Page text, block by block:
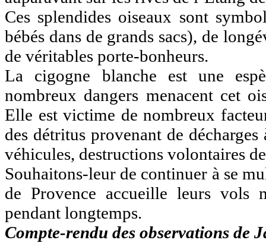
Ces splendides oiseaux sont
bébés dans de grands sacs), de
de véritables porte-bonheurs.
La cigogne blanche est une
nombreux dangers menacent cet
Elle est victime de nombreux
des détritus provenant de
véhicules, destructions volontaires
Souhaitons-leur de continuer à se
de Provence accueille leurs vols
pendant longtemps.
Compte-rendu des observations de